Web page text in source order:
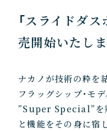
「スライドダ
売開始いたしま
ナカノが技術の粋を
フラッグシップ・モ
”Super Special”を
と機能をその身に宿